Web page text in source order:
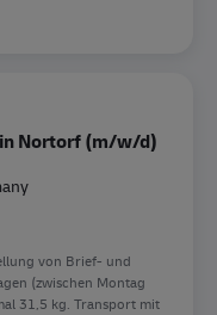
Nortorf (m/w/d)
von Brief- und
(zwischen Montag
31,5 kg. Transport mit